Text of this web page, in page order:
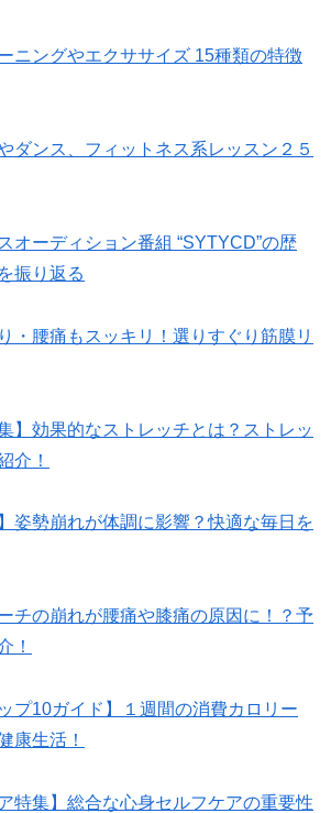
ニングやエクササイズ 15種類の特徴
ダンス、フィットネス系レッスン２５
オーディション番組 “SYTYCD”の歴
振り返る
・腰痛もスッキリ！選りすぐり筋膜リ
】効果的なストレッチとは？ストレッ
介！
姿勢崩れが体調に影響？快適な毎日を
チの崩れが腰痛や膝痛の原因に！？予
！
プ10ガイド】１週間の消費カロリー
康生活！
特集】総合な心身セルフケアの重要性